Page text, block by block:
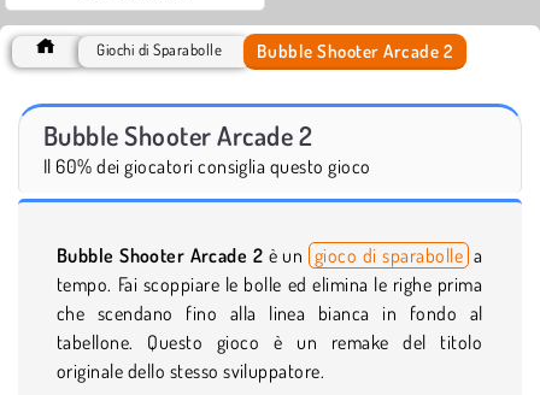
Giochi di Sparabolle Bubble Shooter Arcade 2
Bubble Shooter Arcade 2
Il 60% dei giocatori consiglia questo gioco
Bubble Shooter Arcade 2 è un gioco di sparabolle a
tempo. Fai scoppiare le bolle ed elimina le righe prima
che scendano fino alla linea bianca in fondo al
tabellone. Questo gioco è un remake del titolo
originale dello stesso sviluppatore.